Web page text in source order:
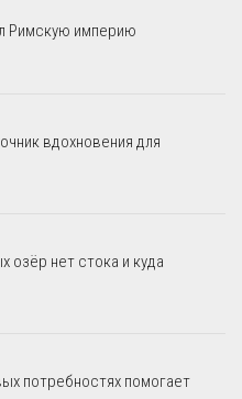
Римскую империю
вдохновения для
озёр нет стока и куда
потребностях помогает